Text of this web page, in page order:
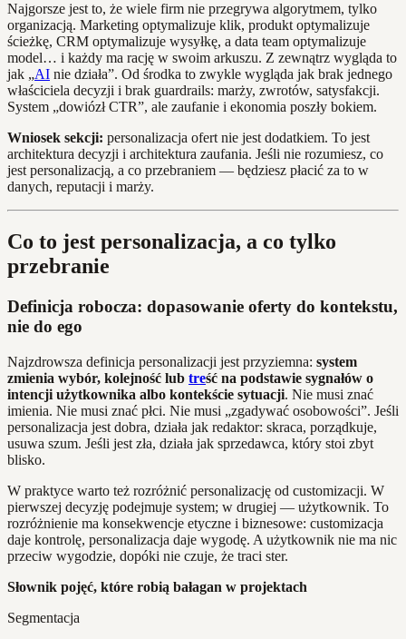
Najgorsze jest to, że wiele firm nie przegrywa algorytmem, tylko
organizacją. Marketing optymalizuje klik, produkt optymalizuje
ścieżkę, CRM optymalizuje wysyłkę, a data team optymalizuje
model… i każdy ma rację w swoim arkuszu. Z zewnątrz wygląda to
jak „AI nie działa”. Od środka to zwykle wygląda jak brak jednego
właściciela decyzji i brak guardrails: marży, zwrotów, satysfakcji.
System „dowiózł CTR”, ale zaufanie i ekonomia poszły bokiem.
Wniosek sekcji: personalizacja ofert nie jest dodatkiem. To jest
architektura decyzji i architektura zaufania. Jeśli nie rozumiesz, co
jest personalizacją, a co przebraniem — będziesz płacić za to w
danych, reputacji i marży.
Co to jest personalizacja, a co tylko
przebranie
Definicja robocza: dopasowanie oferty do kontekstu,
nie do ego
Najzdrowsza definicja personalizacji jest przyziemna: system
zmienia wybór, kolejność lub treść na podstawie sygnałów o
intencji użytkownika albo kontekście sytuacji. Nie musi znać
imienia. Nie musi znać płci. Nie musi „zgadywać osobowości”. Jeśli
personalizacja jest dobra, działa jak redaktor: skraca, porządkuje,
usuwa szum. Jeśli jest zła, działa jak sprzedawca, który stoi zbyt
blisko.
W praktyce warto też rozróżnić personalizację od customizacji. W
pierwszej decyzję podejmuje system; w drugiej — użytkownik. To
rozróżnienie ma konsekwencje etyczne i biznesowe: customizacja
daje kontrolę, personalizacja daje wygodę. A użytkownik nie ma nic
przeciw wygodzie, dopóki nie czuje, że traci ster.
Słownik pojęć, które robią bałagan w projektach
Segmentacja